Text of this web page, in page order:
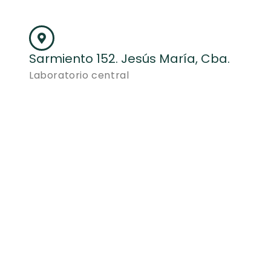
Sarmiento 152. Jesús María, Cba.
Laboratorio central